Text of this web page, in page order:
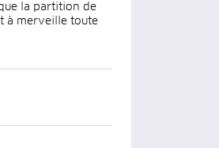
la partition de
à merveille toute